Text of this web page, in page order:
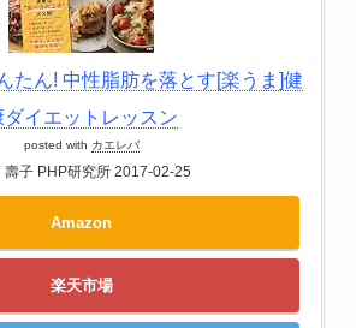
たん! 中性脂肪を落とす[楽うま]健
ダイエットレッスン
posted with カエレバ
壽子 PHP研究所 2017-02-25
Amazon
楽天市場